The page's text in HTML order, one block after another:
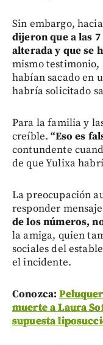
Sin embargo,
dijeron que a las
alterada y que se
mismo testimonio,
habían sacado en
habría solicitado
Para la familia y
creíble.“Eso es
contundente
de que Yulixa
La preocupación
responder
de los números,
la amiga, quien
sociales del
el incidente.
Conozca:
muerte a Laura
supuesta